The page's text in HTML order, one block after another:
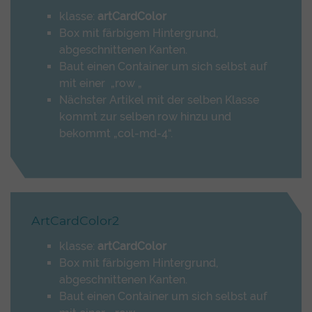
klasse: artCardColor
Box mit färbigem Hintergrund,
abgeschnittenen Kanten.
Baut einen Container um sich selbst auf
mit einer „row „
Nächster Artikel mit der selben Klasse
kommt zur selben row hinzu und
bekommt „col-md-4“.
ArtCardColor2
klasse: artCardColor
Box mit färbigem Hintergrund,
abgeschnittenen Kanten.
Baut einen Container um sich selbst auf